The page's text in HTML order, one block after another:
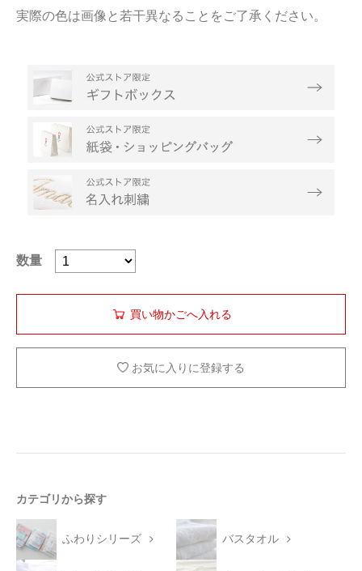
実際の色は画像と若干異なることをご了承ください。
数量
お気に入りに登録する
カテゴリから探す
ふわりシリーズ バスタオル